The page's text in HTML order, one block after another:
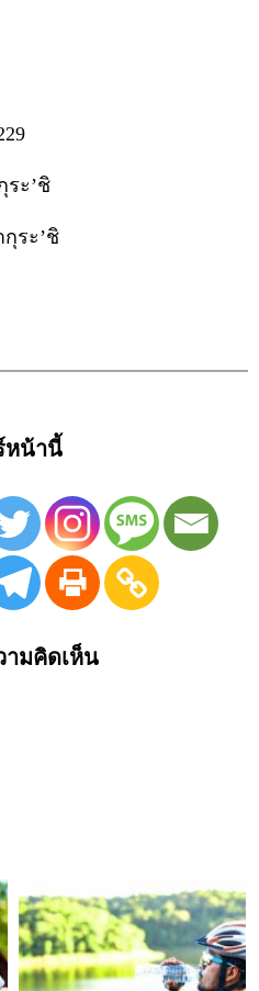
ระ’ชิ
กุระ’ชิ
หน้านี้
ามคิดเห็น